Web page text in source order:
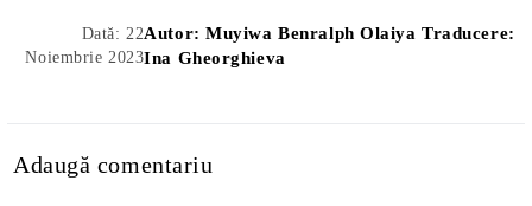
Dată: 22
Noiembrie 2023
Autor: Muyiwa Benralph Olaiya Traducere:
Ina Gheorghieva
Adaugă comentariu